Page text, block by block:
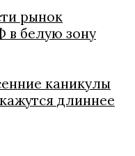
рынок
в белую зону
каникулы
длиннее